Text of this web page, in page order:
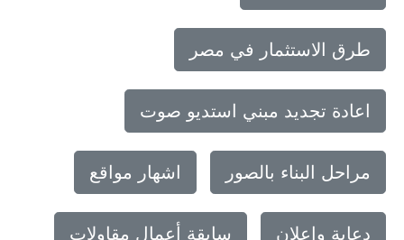
طرق الاستثمار في مصر
اعادة تجديد مبني استديو صوت
مراحل البناء بالصور اشهار مواقع
دعاية واعلان سابقة أعمال مقاولات